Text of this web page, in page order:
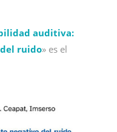
auditiva:
ruido» es el